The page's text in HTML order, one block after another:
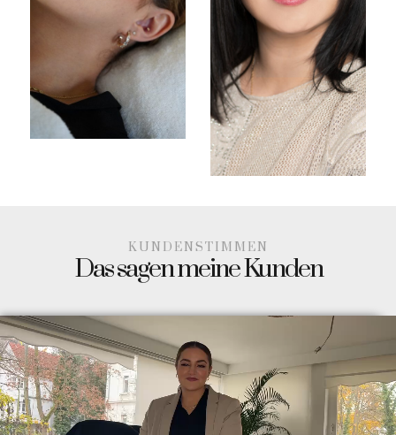
KUNDENSTIMMEN
Das sagen meine Kunden